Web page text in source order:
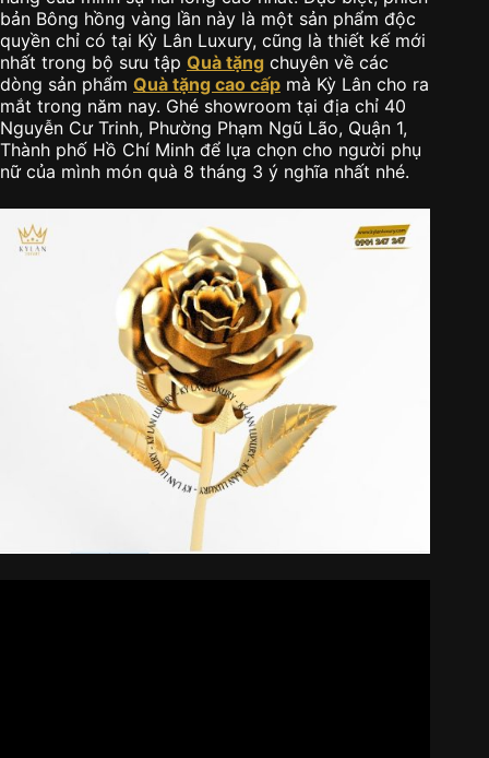
bản Bông hồng vàng lần này là một sản phẩm độc
quyền chỉ có tại Kỳ Lân Luxury, cũng là thiết kế mới
nhất trong bộ sưu tập Quà tặng chuyên về các
dòng sản phẩm Quà tặng cao cấp mà Kỳ Lân cho ra
mắt trong năm nay. Ghé showroom tại địa chỉ 40
Nguyễn Cư Trinh, Phường Phạm Ngũ Lão, Quận 1,
Thành phố Hồ Chí Minh để lựa chọn cho người phụ
nữ của mình món quà 8 tháng 3 ý nghĩa nhất nhé.